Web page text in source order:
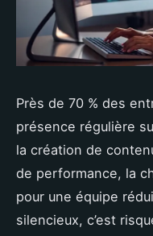
Près de 70 % des
présence régulière
la création de
de performance, la
pour une équipe
silencieux, c’est